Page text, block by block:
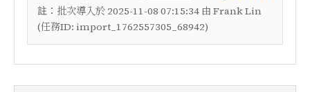
註： 批次導入於 2025-11-08 07:15:34 由 Frank Lin
(任務ID: import_1762557305_68942)